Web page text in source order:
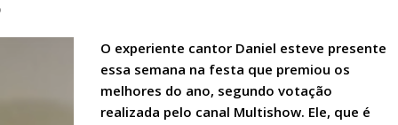
O experiente cantor Daniel esteve presente
essa semana na festa que premiou os
melhores do ano, segundo votação
realizada pelo canal Multishow. Ele, que é